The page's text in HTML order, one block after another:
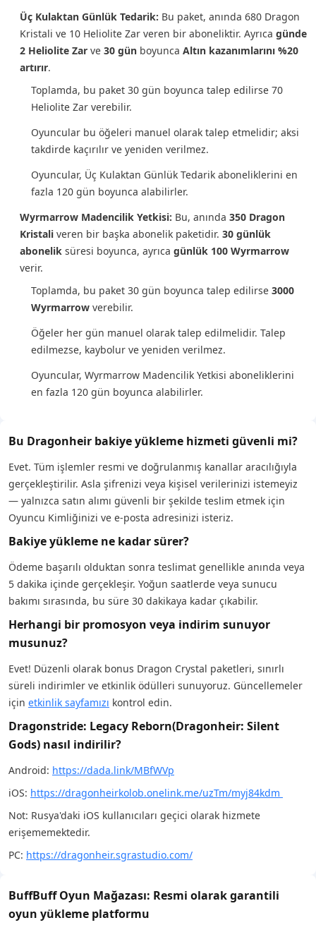
Üç Kulaktan Günlük Tedarik: Bu paket, anında 680 Dragon
Kristali ve 10 Heliolite Zar veren bir aboneliktir. Ayrıca günde
2 Heliolite Zar ve 30 gün boyunca Altın kazanımlarını %20
artırır.
Toplamda, bu paket 30 gün boyunca talep edilirse 70
Heliolite Zar verebilir.
Oyuncular bu öğeleri manuel olarak talep etmelidir; aksi
takdirde kaçırılır ve yeniden verilmez.
Oyuncular, Üç Kulaktan Günlük Tedarik aboneliklerini en
fazla 120 gün boyunca alabilirler.
Wyrmarrow Madencilik Yetkisi: Bu, anında 350 Dragon
Kristali veren bir başka abonelik paketidir. 30 günlük
abonelik süresi boyunca, ayrıca günlük 100 Wyrmarrow
verir.
Toplamda, bu paket 30 gün boyunca talep edilirse 3000
Wyrmarrow verebilir.
Öğeler her gün manuel olarak talep edilmelidir. Talep
edilmezse, kaybolur ve yeniden verilmez.
Oyuncular, Wyrmarrow Madencilik Yetkisi aboneliklerini
en fazla 120 gün boyunca alabilirler.
Bu Dragonheir bakiye yükleme hizmeti güvenli mi?
Evet. Tüm işlemler resmi ve doğrulanmış kanallar aracılığıyla
gerçekleştirilir. Asla şifrenizi veya kişisel verilerinizi istemeyiz
— yalnızca satın alımı güvenli bir şekilde teslim etmek için
Oyuncu Kimliğinizi ve e-posta adresinizi isteriz.
Bakiye yükleme ne kadar sürer?
Ödeme başarılı olduktan sonra teslimat genellikle anında veya
5 dakika içinde gerçekleşir. Yoğun saatlerde veya sunucu
bakımı sırasında, bu süre 30 dakikaya kadar çıkabilir.
Herhangi bir promosyon veya indirim sunuyor
musunuz?
Evet! Düzenli olarak bonus Dragon Crystal paketleri, sınırlı
süreli indirimler ve etkinlik ödülleri sunuyoruz. Güncellemeler
için etkinlik sayfamızı kontrol edin.
Dragonstride: Legacy Reborn(Dragonheir: Silent
Gods) nasıl indirilir?
Android: https://dada.link/MBfWVp
iOS: https://dragonheirkolob.onelink.me/uzTm/myj84kdm
Not: Rusya'daki iOS kullanıcıları geçici olarak hizmete
erişememektedir.
PC: https://dragonheir.sgrastudio.com/
BuffBuff Oyun Mağazası: Resmi olarak garantili
oyun yükleme platformu